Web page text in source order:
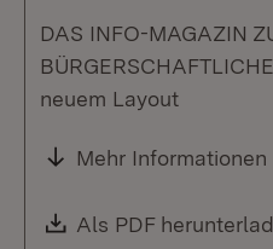
DAS INFO-MAGAZIN
neuem Layout
Mehr Informationen
Download:
Als PDF